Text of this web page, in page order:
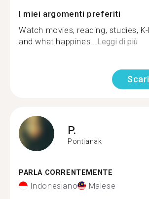
I miei argomenti preferiti
Watch movies, reading, studies,
and what happines...Leggi di più
P.
Pontianak
PARLA CORRENTEMENTE
Indonesiano Malese